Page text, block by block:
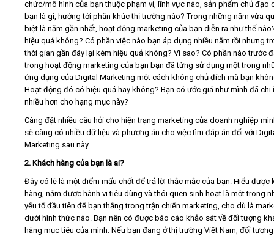
chức/mô hình của bạn thuộc phạm vi, lĩnh vực nào, sản phẩm chủ đạo
bạn là gì, hướng tới phân khúc thị trường nào? Trong những năm vừa
biệt là năm gần nhất, hoạt động marketing của bạn diễn ra như thế
hiệu quả không? Có phần việc nào bạn áp dụng nhiều năm rồi nhưng
thời gian gần đây lại kém hiệu quả không? Vì sao? Có phần nào trước
trong hoạt động marketing của bạn bạn đã từng sử dụng một trong
ứng dụng của Digital Marketing một cách không chủ đích mà bạn
Hoạt động đó có hiệu quả hay không? Bạn có ước giá như mình đã chi
nhiều hơn cho hạng mục này?
Càng đặt nhiều câu hỏi cho hiện trạng marketing của doanh nghiệp
sẽ càng có nhiều dữ liệu và phương án cho việc tìm đáp án đối với
Marketing sau này.
2. Khách hàng của bạn là ai?
Đây có lẽ là một điểm mấu chốt để trả lời thắc mắc của bạn. Hiểu được
hàng, nắm được hành vi tiêu dùng và thói quen sinh hoạt là một trong
yếu tố đầu tiên để bạn thắng trong trận chiến marketing, cho dù là
dưới hình thức nào. Bạn nên có được báo cáo khảo sát về đối tượng
hàng mục tiêu của mình. Nếu bạn đang ở thị trường Việt Nam, đối